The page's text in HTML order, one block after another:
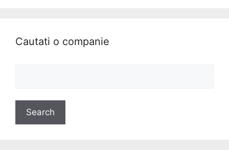
Cautati o companie